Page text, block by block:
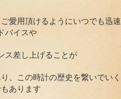
愛用頂けるようにいつでも迅速
バイスや
ス差し上げることが
、この時計の歴史を繋いでいく
あります